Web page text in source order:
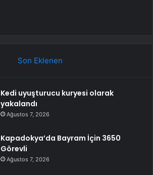
Son Eklenen
Kedi uyuşturucu kuryesi olarak
yakalandı
Ağustos 7, 2026
Kapadokya’da Bayram İçin 3650
Görevli
Ağustos 7, 2026